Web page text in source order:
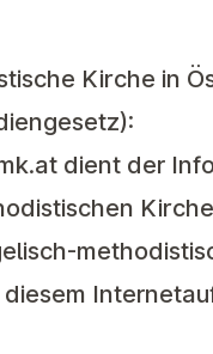
Kirche in
dient der